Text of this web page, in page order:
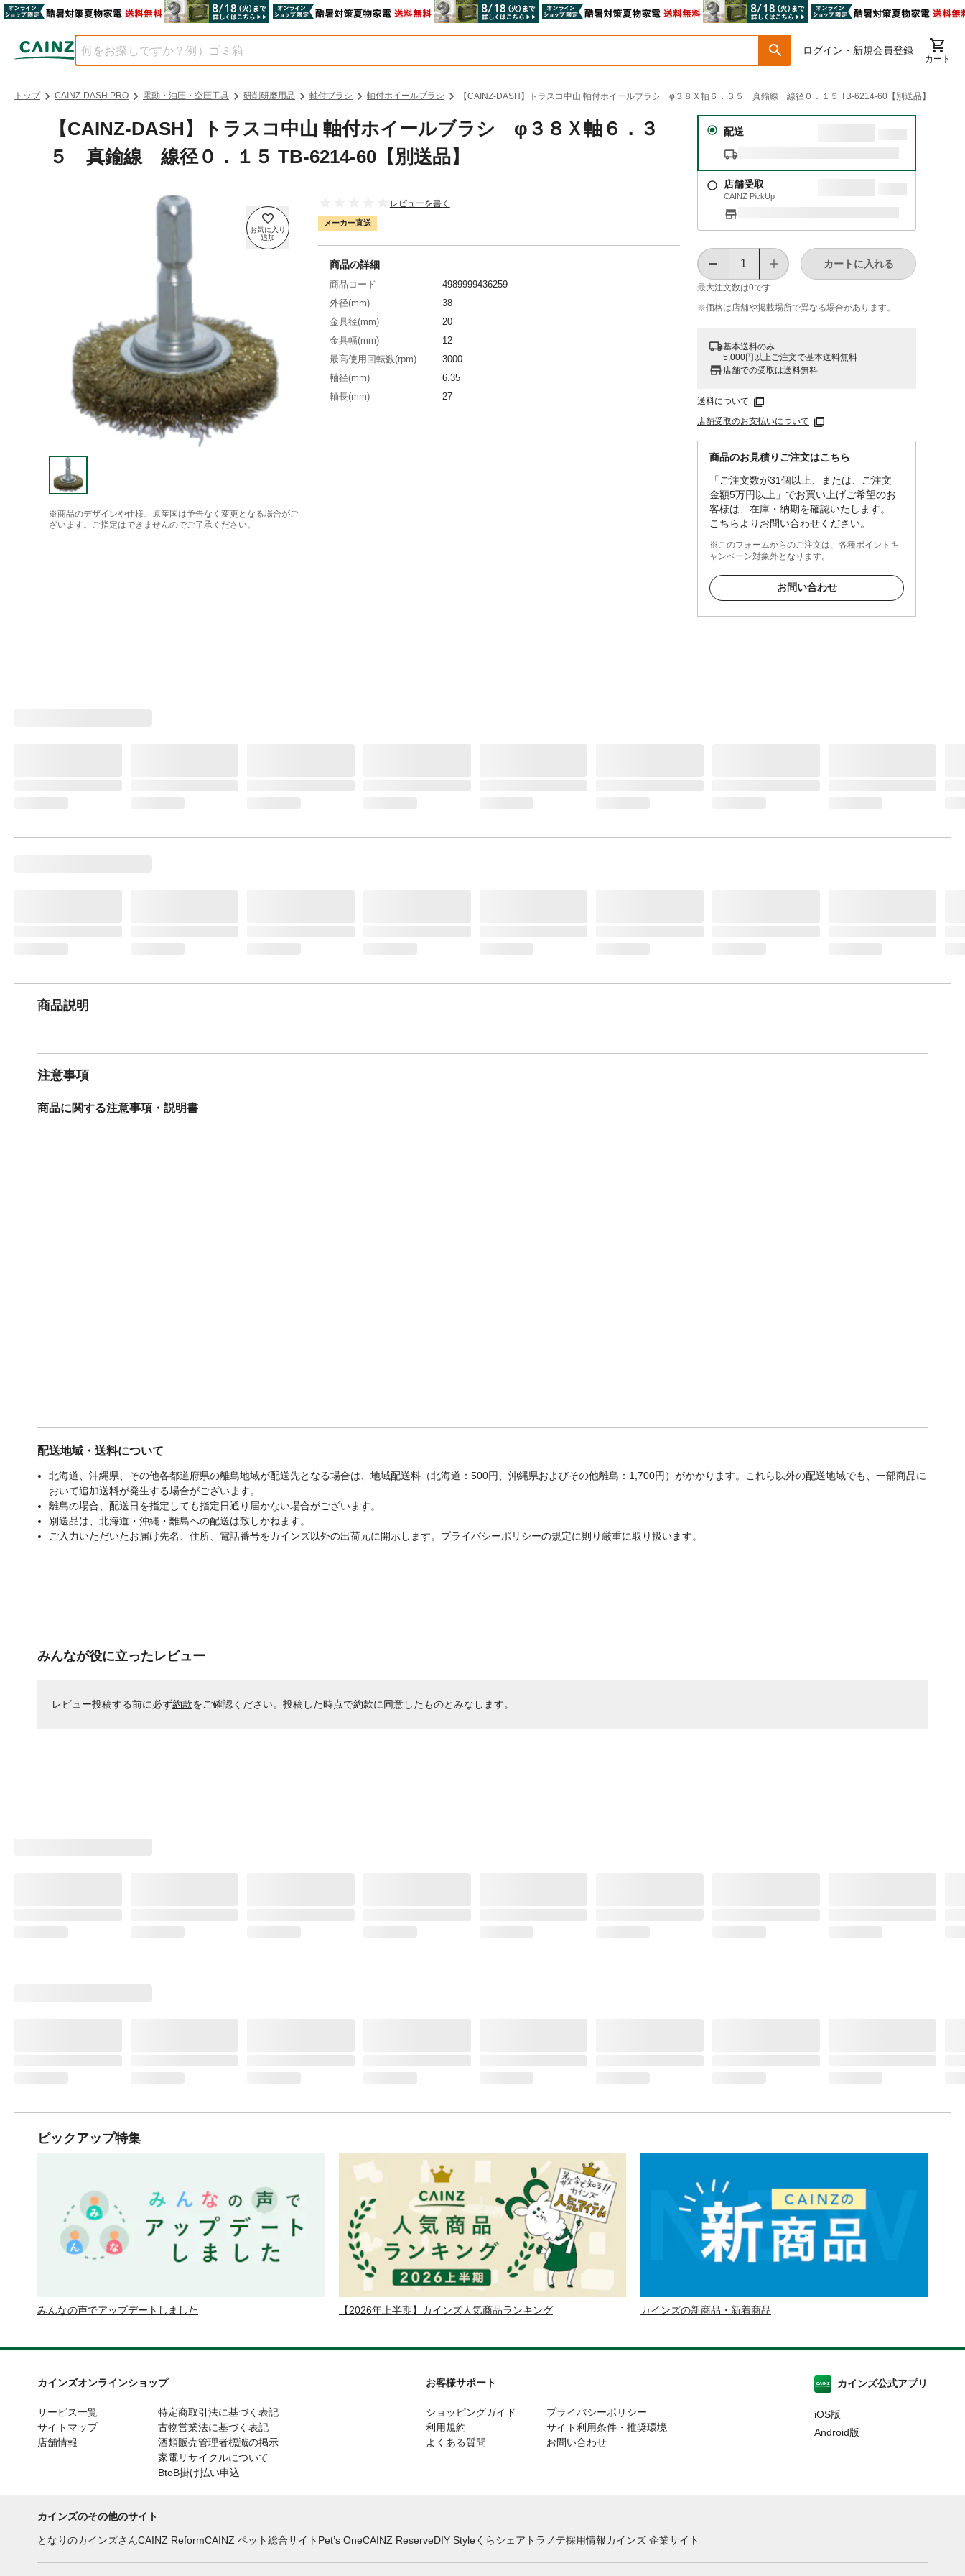
ログイン・新規会員登録
カート
トップ CAINZ-DASH PRO 電動・油圧・空圧工具 研削研磨用品 軸付ブラシ 軸付ホイールブラシ 【CAINZ-DASH】トラスコ中山 軸付ホイールブラシ φ３８Ｘ軸６．３５ 真鍮線 線径０．１５ TB-6214-60【別送品】
【CAINZ-DASH】トラスコ中山 軸付ホイールブラシ φ３８Ｘ軸６．３
５ 真鍮線 線径０．１５ TB-6214-60【別送品】
※商品のデザインや仕様、原産国は予告なく変更となる場合がご
ざいます。ご指定はできませんのでご了承ください。
レビューを書く
メーカー直送
配送
店舗受取
CAINZ PickUp
最大注文数は0です
カートに入れる
※価格は​店舗や​掲載場所で​異なる​場合が​あります。
基本送料のみ
5,000円以上ご注文で基本送料無料
店舗での受取は送料無料
送料について
店舗受取のお支払いについて
商品のお見積りご注文はこちら
「ご注文数が31個以上、または、ご注文
金額5万円以上」でお買い上げご希望のお
客様は、在庫・納期を確認いたします。
こちらよりお問い合わせください。
※このフォームからのご注文は、各種ポイントキ
ャンペーン対象外となります。
お問い合わせ
商品の詳細
商品コード
4989999436259
外径(mm)
38
金具径(mm)
20
金具幅(mm)
12
最高使用回転数(rpm)
3000
軸径(mm)
6.35
軸長(mm)
27
商品説明
注意事項
商品に関する注意事項・説明書
配送地域・送料について
北海道、沖縄県、その他各都道府県の離島地域が配送先となる場合は、地域配送料（北海道：500円、沖縄県およびその他離島：1,700円）がかかります。これら以外の配送地域でも、一部商品に
おいて追加送料が発生する場合がございます。
離島の場合、配送日を指定しても指定日通り届かない場合がございます。
別送品は、北海道・沖縄・離島への配送は致しかねます。
ご入力いただいたお届け先名、住所、電話番号をカインズ以外の出荷元に開示します。プライバシーポリシーの規定に則り厳重に取り扱います。
みんなが役に立ったレビュー
レビュー投稿する前に必ず約款をご確認ください。投稿した時点で約款に同意したものとみなします。
ピックアップ特集
みんなの声でアップデートしました 【2026年上半期】カインズ人気商品ランキング カインズの新商品・新着商品
カインズオンラインショップ
サービス一覧
サイトマップ
店舗情報
特定商取引法に基づく表記
古物営業法に基づく表記
酒類販売管理者標識の掲示
家電リサイクルについて
BtoB掛け払い申込
お客様サポート
ショッピングガイド
利用規約
よくある質問
プライバシーポリシー
サイト利用条件・推奨環境
お問い合わせ
カインズ公式アプリ
iOS版
Android版
カインズのその他のサイト
となりのカインズさんCAINZ ReformCAINZ ペット総合サイト Pet’s OneCAINZ ReserveDIY Styleくらシェア トラノテ採用情報カインズ 企業サイト